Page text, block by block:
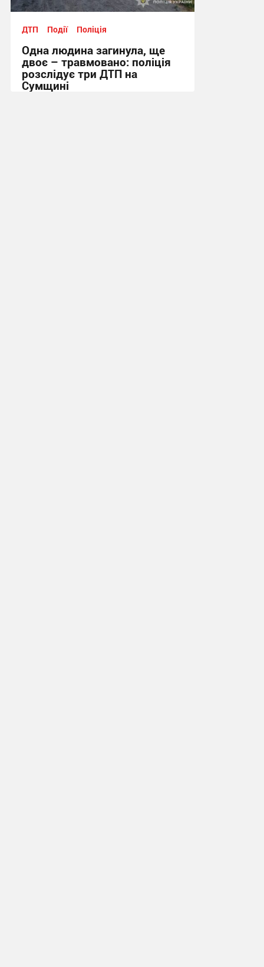
ДТП Події Поліція
Одна людина загинула, ще
двоє – травмовано: поліція
розслідує три ДТП на
Сумщині